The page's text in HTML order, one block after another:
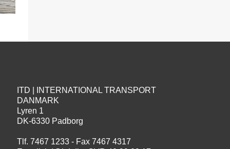
ITD | INTERNATIONAL TRANSPORT
DANMARK
Lyren 1
DK-6330 Padborg
Tlf. 7467 1233 - Fax 7467 4317